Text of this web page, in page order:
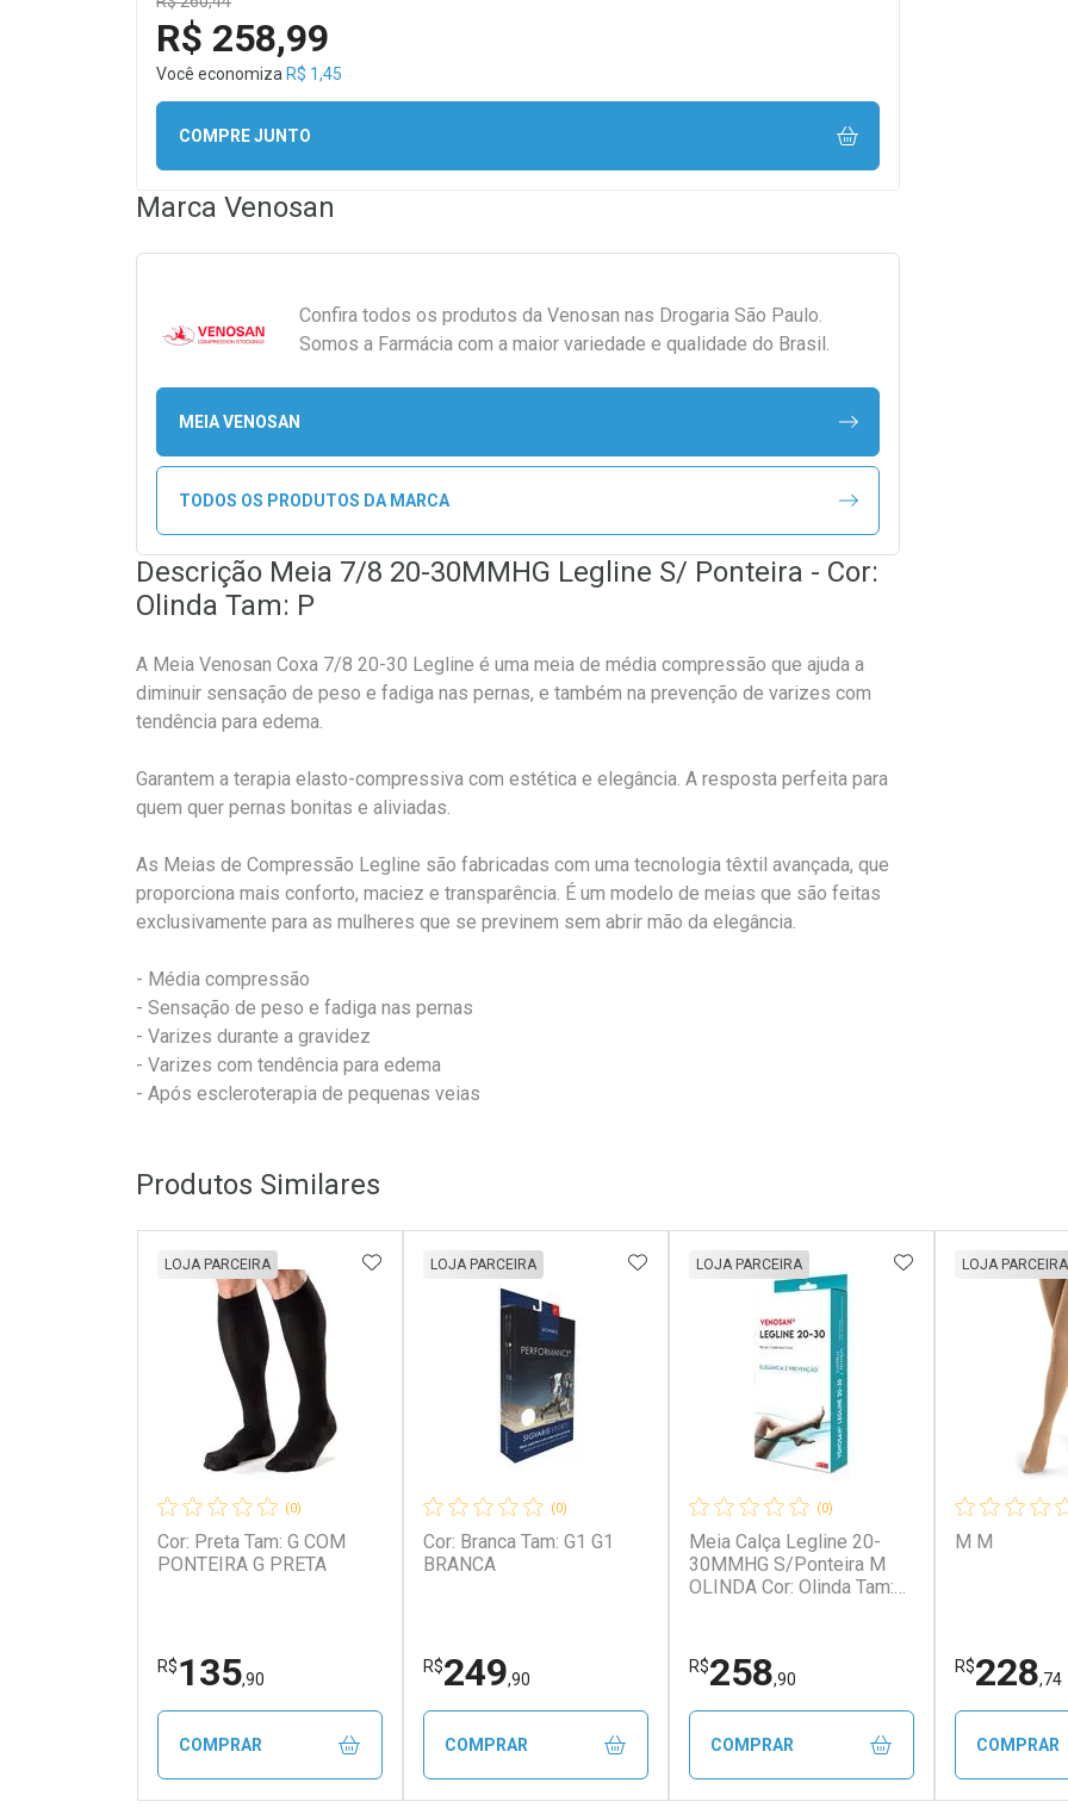
R$ 258,99
Você economiza R$ 1,45
COMPRE JUNTO
Marca Venosan
Confira todos os produtos da Venosan nas Drogaria São Paulo.
Somos a Farmácia com a maior variedade e qualidade do Brasil.
MEIA VENOSAN
TODOS OS PRODUTOS DA MARCA
Descrição Meia 7/8 20-30MMHG Legline S/ Ponteira - Cor:
Olinda Tam: P
A Meia Venosan Coxa 7/8 20-30 Legline é uma meia de média compressão que ajuda a
diminuir sensação de peso e fadiga nas pernas, e também na prevenção de varizes com
tendência para edema.
Garantem a terapia elasto-compressiva com estética e elegância. A resposta perfeita para
quem quer pernas bonitas e aliviadas.
As Meias de Compressão Legline são fabricadas com uma tecnologia têxtil avançada, que
proporciona mais conforto, maciez e transparência. É um modelo de meias que são feitas
exclusivamente para as mulheres que se previnem sem abrir mão da elegância.
- Média compressão
- Sensação de peso e fadiga nas pernas
- Varizes durante a gravidez
- Varizes com tendência para edema
- Após escleroterapia de pequenas veias
Produtos Similares
(0)
Cor: Preta Tam: G COM
PONTEIRA G PRETA
LOJA PARCEIRA
R$135,90
ADICIONAR AOS FAVORITOS
COMPRAR
(0)
Cor: Branca Tam: G1 G1
BRANCA
LOJA PARCEIRA
R$249,90
ADICIONAR AOS FAVORITOS
COMPRAR
(0)
Meia Calça Legline 20-
30MMHG S/Ponteira M
OLINDA Cor: Olinda Tam:
LOJA PARCEIRA
R$258,90
ADICIONAR AOS
COMPRAR
M M
LOJA PARCEIRA
R$228,74
COMPRAR